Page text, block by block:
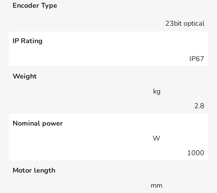
Encoder Type
23bit optical
IP Rating
IP67
Weight
kg
2.8
Nominal power
W
1000
Motor length
mm